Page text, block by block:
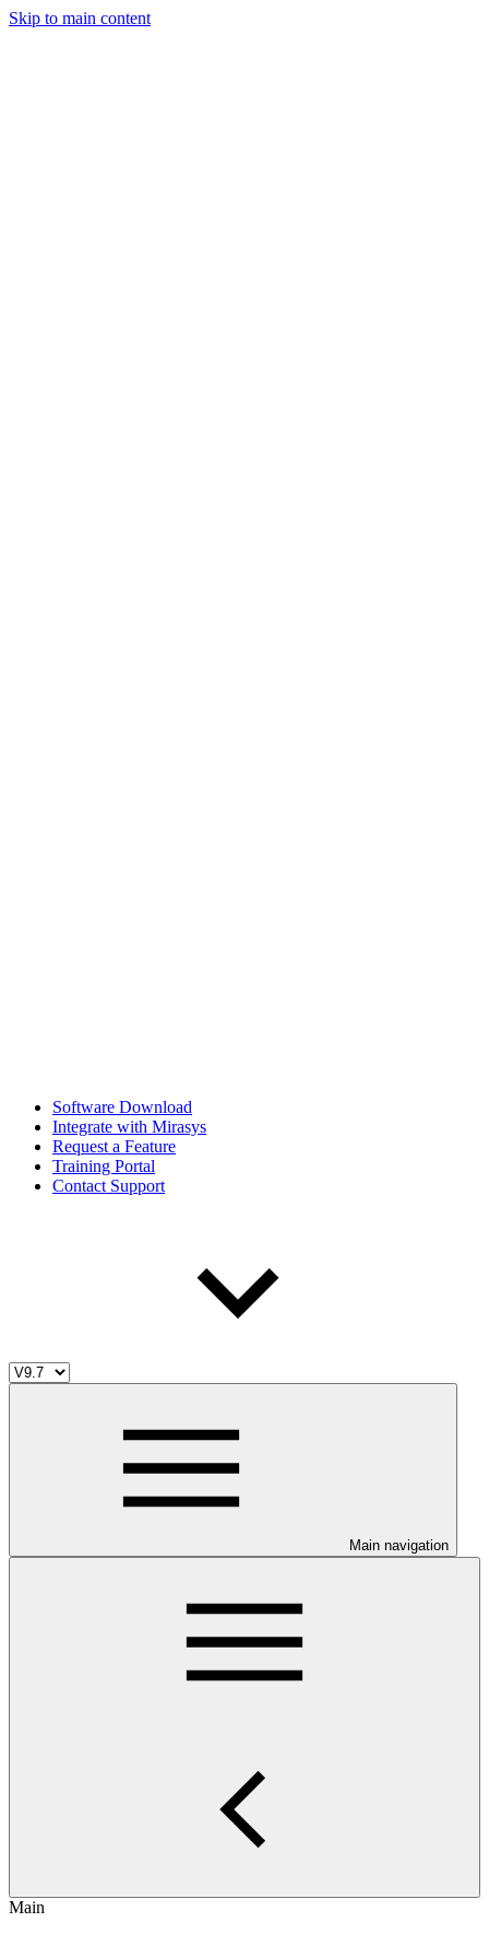
Skip to main content
Software Download
Integrate with Mirasys
Request a Feature
Training Portal
Contact Support
Main navigation
Main